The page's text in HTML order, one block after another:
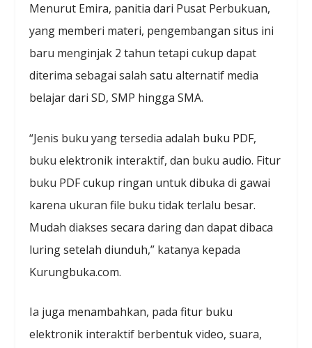
Menurut Emira, panitia dari Pusat Perbukuan,
yang memberi materi, pengembangan situs ini
baru menginjak 2 tahun tetapi cukup dapat
diterima sebagai salah satu alternatif media
belajar dari SD, SMP hingga SMA.
“Jenis buku yang tersedia adalah buku PDF,
buku elektronik interaktif, dan buku audio. Fitur
buku PDF cukup ringan untuk dibuka di gawai
karena ukuran file buku tidak terlalu besar.
Mudah diakses secara daring dan dapat dibaca
luring setelah diunduh,” katanya kepada
Kurungbuka.com.
Ia juga menambahkan, pada fitur buku
elektronik interaktif berbentuk video, suara,